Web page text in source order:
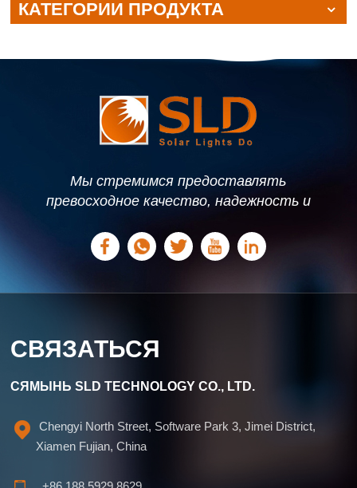
КАТЕГОРИИ ПРОДУКТА
Мы стремимся предоставлять
превосходное качество, надежность и
предложить индивидуальные решения,
основанные на ваших потребностях.
СВЯЗАТЬСЯ
СЯМЫНЬ SLD TECHNOLOGY CO., LTD.
Chengyi North Street, Software Park 3, Jimei District,
Xiamen Fujian, China